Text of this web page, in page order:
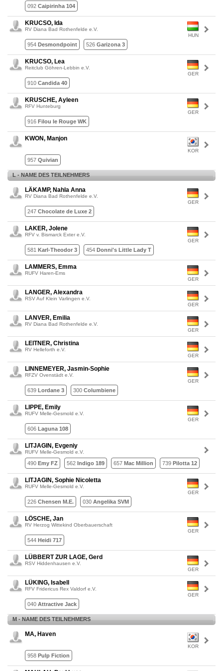
092 Caipirinha 104
HUN
KRUCSO, Ida
RV Diana Bad Rothenfelde e.V.
954 Desmondpoint 526 Garizona 3
GER
KRUCSO, Lea
Reitclub Göhren-Lebbin e.V.
910 Candida 40
GER
KRUSCHE, Ayleen
RFV Hunteburg
916 Filou le Rouge WK
KOR
KWON, Manjon
957 Quivian
L - NAME DES TEILNEHMERS
GER
LÄKAMP, Nahla Anna
RV Diana Bad Rothenfelde e.V.
247 Chocolate de Luxe 2
GER
LAKER, Jolene
RFV v. Bismarck Exter e.V.
581 Karl-Theodor 3 454 Donni's Little Lady T
GER
LAMMERS, Emma
RUFV Haren-Ems
GER
LANGER, Alexandra
RSV Auf Klein Varlingen e.V.
GER
LANVER, Emilia
RV Diana Bad Rothenfelde e.V.
GER
LEITNER, Christina
RV Helleforth e.V.
GER
LINNEMEYER, Jasmin-Sophie
RFZV Ovenstädt e.V.
639 Lordane 3 300 Columbiene
GER
LIPPE, Emily
RUFV Melle-Gesmold e.V.
606 Laguna 108
LITJAGIN, Evgeniy
RUFV Melle-Gesmold e.V.
490 Emy FZ 562 Indigo 189 657 Mac Million 739 Pilotta 12
GER
LITJAGIN, Sophie Nicoletta
RUFV Melle-Gesmold e.V.
226 Chensen M.E. 030 Angelika SVM
GER
LÖSCHE, Jan
RV Herzog Wittekind Oberbauerschaft
544 Heidi 717
GER
LÜBBERT ZUR LAGE, Gerd
RSV Hiddenhausen e.V.
GER
LÜKING, Isabell
RFV Fridericus Rex Valdorf e.V.
040 Attractive Jack
M - NAME DES TEILNEHMERS
KOR
MA, Haven
958 Pulp Fiction